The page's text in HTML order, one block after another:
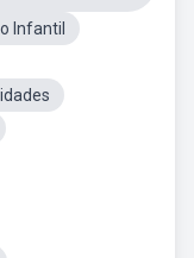
Infantil